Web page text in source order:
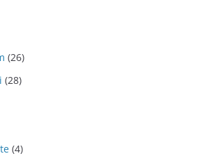
(26)
(28)
(4)